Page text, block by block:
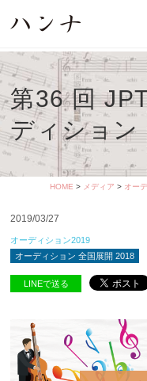
第36 回
ディション
HOME > メディア > オー
2019/03/27
オーディション2019
オーディション 全国展開 2018
LINEで送る